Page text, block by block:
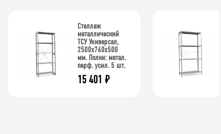
Стеллаж
металлический
ТСУ Универсал,
2500x760x500
мм. Полки: метал.
перф. усил. 5 шт.
15 401 ₽